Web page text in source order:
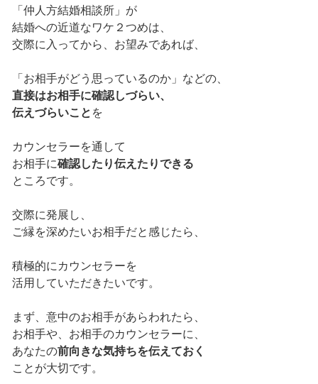
「仲人方結婚相談所」が
結婚への近道なワケ２つめは、
交際に入ってから、お望みであれば、
「お相手がどう思っているのか」などの、
直接はお相手に確認しづらい、
伝えづらいこと を
カウンセラーを通して
お相手に確認したり伝えたりできる
ところです。
交際に発展し、
ご縁を深めたいお相手だと感じたら、
積極的にカウンセラーを
活用していただきたいです。
まず、意中のお相手があらわれたら、
お相手や、お相手のカウンセラーに、
あなたの前向きな気持ちを伝えておく
ことが大切です。